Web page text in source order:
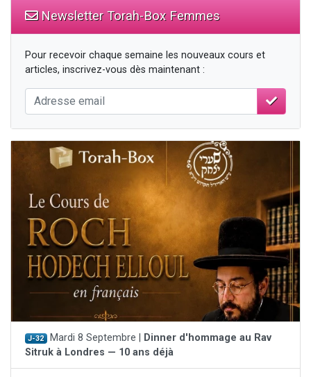
Newsletter Torah-Box Femmes
Pour recevoir chaque semaine les nouveaux cours et
articles, inscrivez-vous dès maintenant :
J-32 Mardi 8 Septembre |
Dinner d'hommage au Rav
Sitruk à Londres — 10 ans déjà